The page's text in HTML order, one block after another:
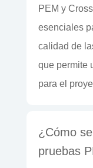
PEM y
esenciales
calidad de
que permite
para el
¿Cómo
pruebas